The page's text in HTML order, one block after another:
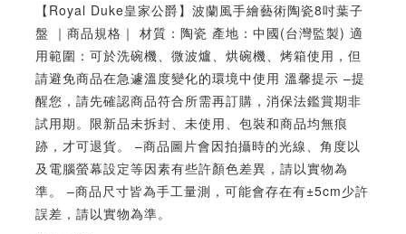
【Royal Duke皇家公爵】波蘭風手繪藝術陶瓷8吋葉子
盤 ｜商品規格｜ 材質：陶瓷 產地：中國(台灣監製) 適
用範圍：可於洗碗機、微波爐、烘碗機、烤箱使用，但
請避免商品在急遽溫度變化的環境中使用 溫馨提示 –提
醒您，請先確認商品符合所需再訂購，消保法鑑賞期非
試用期。限新品未拆封、未使用、包裝和商品均無痕
跡，才可退貨。 –商品圖片會因拍攝時的光線、角度以
及電腦螢幕設定等因素有些許顏色差異，請以實物為
準。 –商品尺寸皆為手工量測，可能會存在有±5cm少許
誤差，請以實物為準。